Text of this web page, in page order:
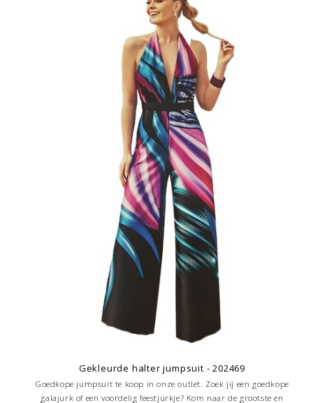
Gekleurde halter jumpsuit - 202469
Goedkope jumpsuit te koop in onze outlet. Zoek jij een goedkope
galajurk of een voordelig feestjurkje? Kom naar de grootste en